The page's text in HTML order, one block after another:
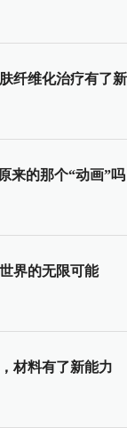
纤维化治疗有了
来的那个“动画”吗
界的无限可能
材料有了新能力